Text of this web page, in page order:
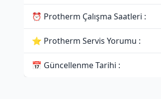
⏰ Protherm Çalışma Saatleri :
⭐ Protherm Servis Yorumu :
📅 Güncellenme Tarihi :